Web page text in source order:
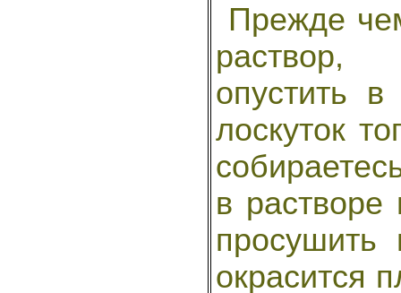
Прежде
раствор,
опустить
лоскуток
в растворе
просушить
окрасится